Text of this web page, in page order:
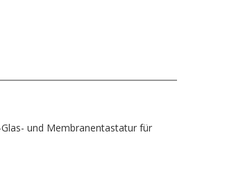
und Membranentastatur für